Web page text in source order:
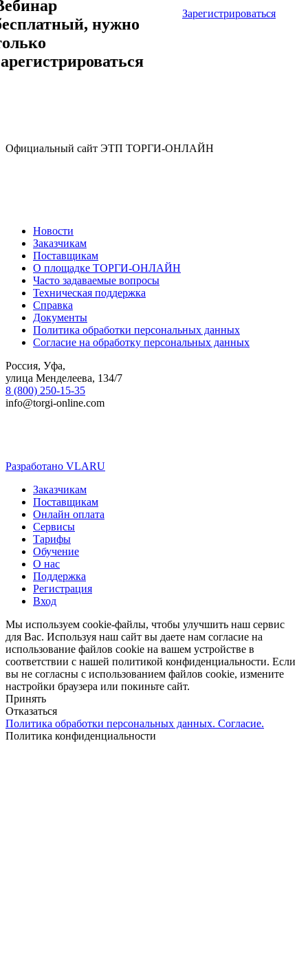
нужно
Зарегистрироваться
Официальный сайт ЭТП ТОРГИ-ОНЛАЙН
Новости
Заказчикам
Поставщикам
О площадке ТОРГИ-ОНЛАЙН
Часто задаваемые вопросы
Техническая поддержка
Справка
Документы
Политика обработки персональных данных
Согласие на обработку персональных данных
Россия, Уфа,
улица Менделеева, 134/7
8 (800) 250-15-35
info@torgi-online.com
Разработано VLARU
Close
Menu
Заказчикам
Поставщикам
Онлайн оплата
Сервисы
Тарифы
Обучение
О нас
Поддержка
Регистрация
Вход
Мы используем cookie-файлы, чтобы улучшить наш сервис
для Вас. Используя наш сайт вы даете нам согласие на
использование файлов cookie на вашем устройстве в
соответствии с нашей политикой конфиденциальности. Если
вы не согласны с использованием файлов cookie, измените
настройки браузера или покиньте сайт.
Принять
Отказаться
Политика обработки персональных данных. Согласие.
Политика конфиденциальности